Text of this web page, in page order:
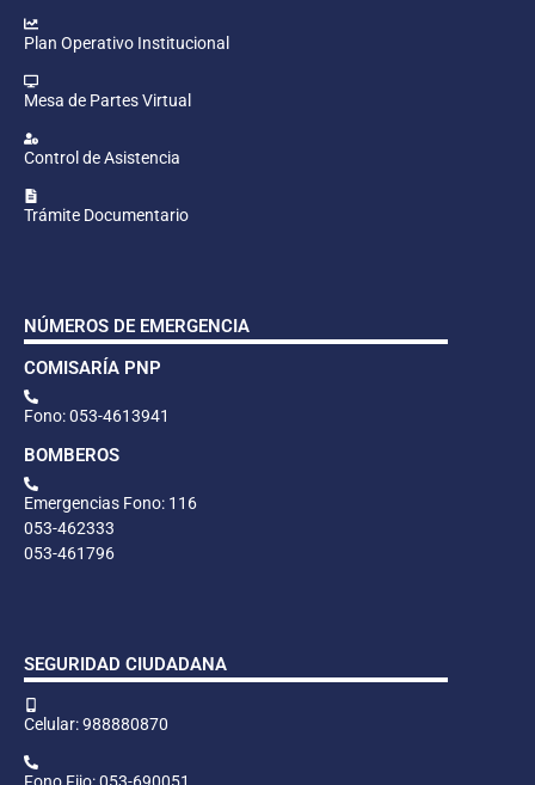
Plan Operativo Institucional
Mesa de Partes Virtual
Control de Asistencia
Trámite Documentario
NÚMEROS DE EMERGENCIA
COMISARÍA PNP
Fono: 053-4613941
BOMBEROS
Emergencias Fono: 116
053-462333
053-461796
SEGURIDAD CIUDADANA
Celular: 988880870
Fono Fijo: 053-690051